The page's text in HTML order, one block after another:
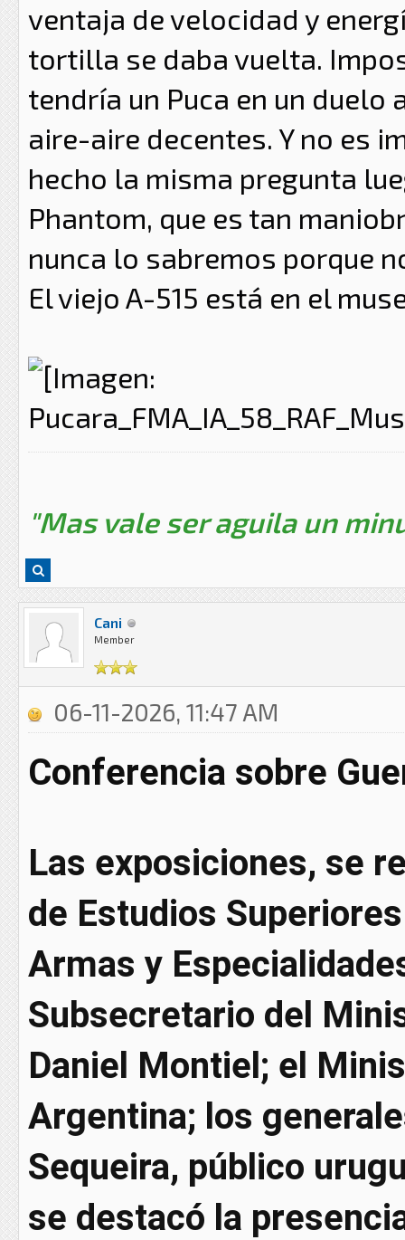
ventaja de velocidad y
tortilla se daba vuelta.
tendría un Puca en un
aire-aire decentes. Y no es
hecho la misma pregunta
Phantom, que es tan
nunca lo sabremos porque
El viejo A-515 está en el
"Mas vale ser aguila un
Cani
Member
06-11-2026, 11:47 AM
Conferencia sobre
Las exposiciones, se
de Estudios
Armas y
Subsecretario del
Daniel Montiel; el
Argentina; los
Sequeira, público
se destacó la